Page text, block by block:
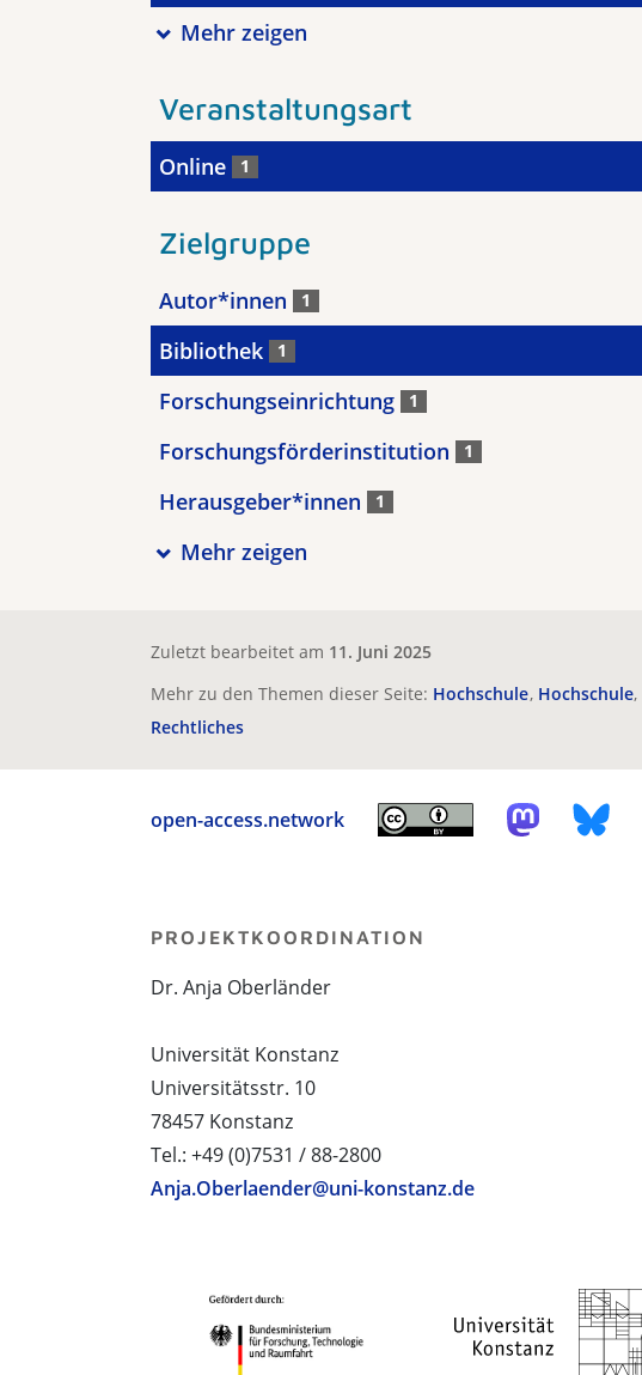
Mehr zeigen
Veranstaltungsart
Online 1
Zielgruppe
Autor*innen 1
Bibliothek 1
Forschungseinrichtung 1
Forschungsförderinstitution 1
Herausgeber*innen 1
Mehr zeigen
Zuletzt bearbeitet am 11. Juni 2025
Mehr zu den Themen dieser Seite: Hochschule Hochschule
Rechtliches
open-access.network
PROJEKTKOORDINATION
Dr. Anja Oberländer
Universität Konstanz
Universitätsstr. 10
78457 Konstanz
Tel.: +49 (0)7531 / 88-2800
Anja.Oberlaender@uni-konstanz.de